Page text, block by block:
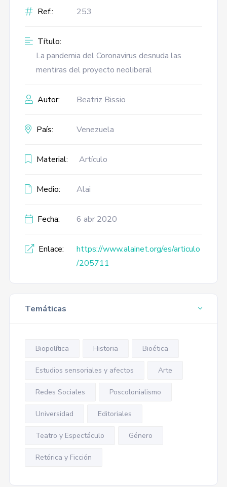
Ref.: 253
Título:
La pandemia del Coronavirus desnuda las
mentiras del proyecto neoliberal
Autor: Beatriz Bissio
País: Venezuela
Material: Artículo
Medio: Alai
Fecha: 6 abr 2020
Enlace:
https://www.alainet.org/es/articulo
/205711
Temáticas
Biopolítica Historia Bioética
Estudios sensoriales y afectos Arte
Redes Sociales Poscolonialismo
Universidad Editoriales
Teatro y Espectáculo Género
Retórica y Ficción